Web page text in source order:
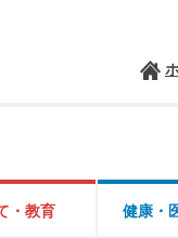
・教育 健康・